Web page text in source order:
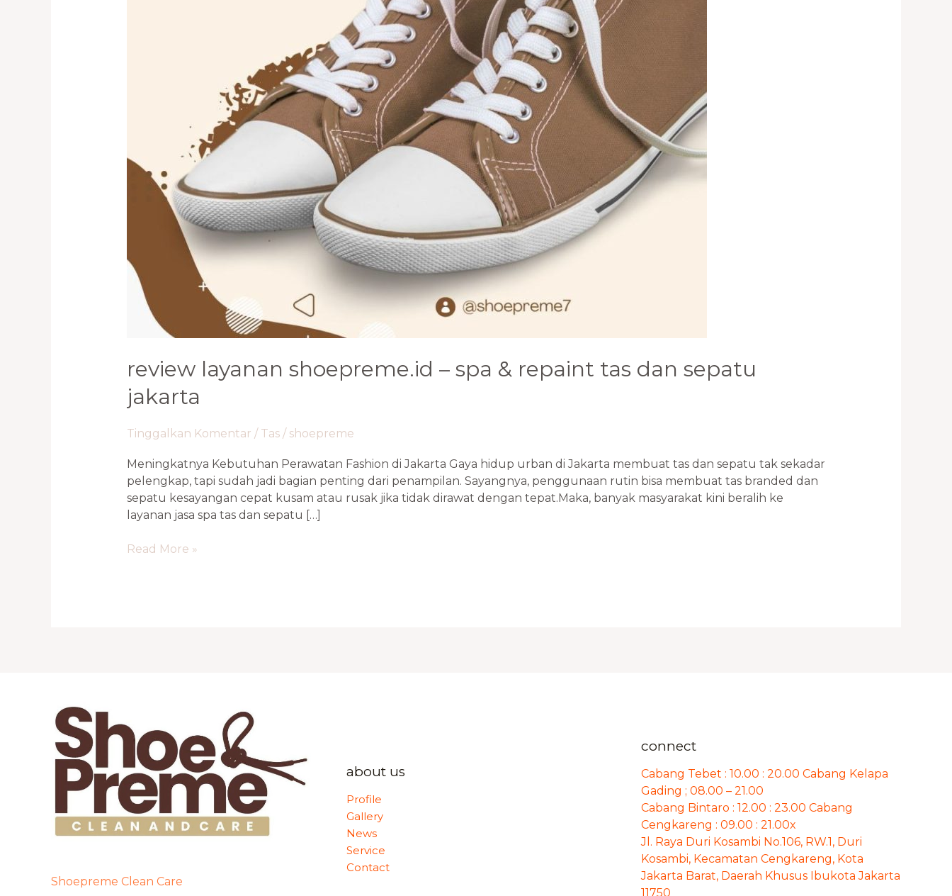
review layanan shoepreme.id – spa & repaint tas dan sepatu
jakarta
Tinggalkan Komentar / Tas/ shoepreme
Meningkatnya Kebutuhan Perawatan Fashion di Jakarta Gaya hidup urban di Jakarta membuat tas dan sepatu tak sekadar
pelengkap, tapi sudah jadi bagian penting dari penampilan. Sayangnya, penggunaan rutin bisa membuat tas branded dan
sepatu kesayangan cepat kusam atau rusak jika tidak dirawat dengan tepat.Maka, banyak masyarakat kini beralih ke
layanan jasa spa tas dan sepatu […]
Read More »
Shoepreme Clean Care
about us
Profile
Gallery
News
Service
Contact
connect
Cabang Tebet : 10.00 : 20.00 Cabang Kelapa
Gading ; 08.00 – 21.00
Cabang Bintaro : 12.00 : 23.00 Cabang
Cengkareng : 09.00 : 21.00x
Jl. Raya Duri Kosambi No.106, RW.1, Duri
Kosambi, Kecamatan Cengkareng, Kota
Jakarta Barat, Daerah Khusus Ibukota Jakarta
11750